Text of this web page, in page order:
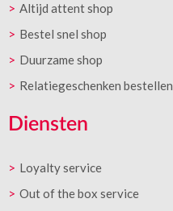
Altijd attent shop
Bestel snel shop
Duurzame shop
Relatiegeschenken bestellen
Diensten
Loyalty service
Out of the box service